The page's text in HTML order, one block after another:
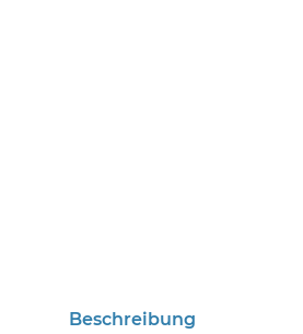
Beschreibung